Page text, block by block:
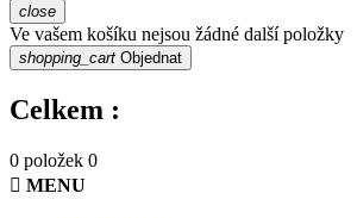
close
Ve vašem košíku nejsou žádné další položky
shopping_cart Objednat
Celkem :
0 položek 0
 MENU